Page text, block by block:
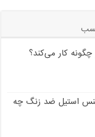
کار می‌کند؟
استیل ضد زنگ چه